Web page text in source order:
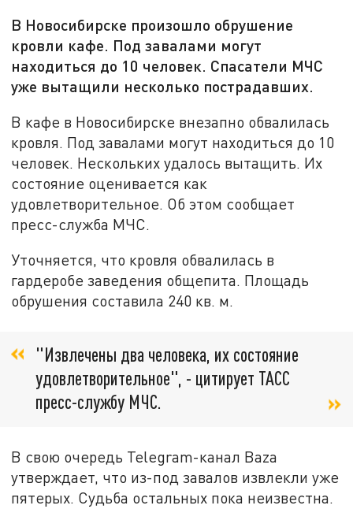
В Новосибирске произошло обрушение
кровли кафе. Под завалами могут
находиться до 10 человек. Спасатели МЧС
уже вытащили несколько пострадавших.
В кафе в Новосибирске внезапно обвалилась
кровля. Под завалами могут находиться до 10
человек. Нескольких удалось вытащить. Их
состояние оценивается как
удовлетворительное. Об этом сообщает
пресс-служба МЧС.
Уточняется, что кровля обвалилась в
гардеробе заведения общепита. Площадь
обрушения составила 240 кв. м.
"Извлечены два человека, их состояние
удовлетворительное", - цитирует ТАСС
пресс-службу МЧС.
В свою очередь Telegram-канал Baza
утверждает, что из-под завалов извлекли уже
пятерых. Судьба остальных пока неизвестна.